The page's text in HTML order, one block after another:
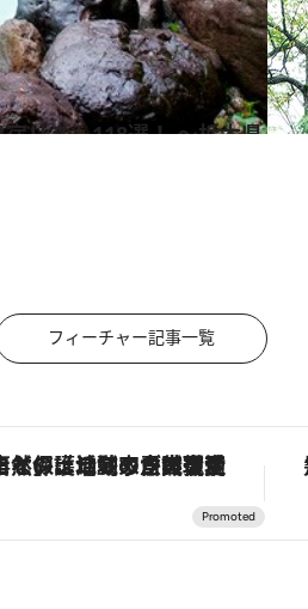
フィーチャー記事一覧
「大事なのは地域の意識を変えること」。ロレックス賞受賞の自然保護活動家が実現させたナイジェリアの自然環境の復活